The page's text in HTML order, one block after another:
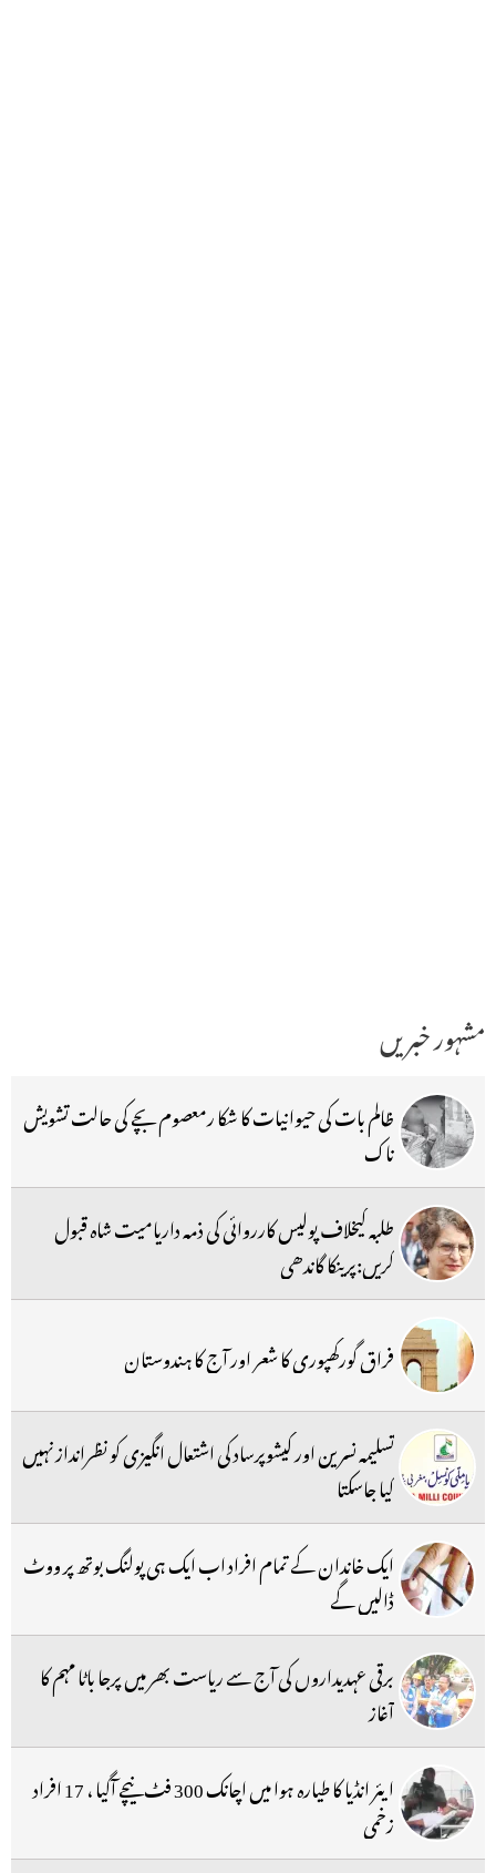
مشہور خبریں
ظالم بات کی حیوانیات کا شکا رمعصوم بچے کی حالت تشویش
ناک
طلبہ کیخلاف پولیس کارروائی کی ذمہ داریامیت شاہ قبول
کریں:پرینکا گاندھی
فراق گورکھپوری کا شعر اور آج کا ہندوستان
تسلیمہ نسرین اور کیشوپرساد کی اشتعال انگیزی کو نظرانداز نہیں
کیا جاسکتا
ایک خاندان کے تمام افراد اب ایک ہی پولنگ بوتھ پر ووٹ
ڈالیں گے
برقی عہدیداروں کی آج سے ریاست بھر میں پرجا باٹا مہم کا
آغاز
ایئر انڈیا کا طیارہ ہوا میں اچانک 300 فٹ نیچے آگیا ، 17 افراد
زخمی